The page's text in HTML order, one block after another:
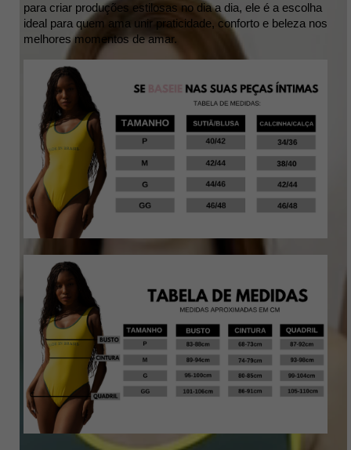
para criar produções estilosas no dia a dia, ele é a escolha
ideal para quem ama unir praticidade, conforto e beleza nos
melhores momentos de amar.